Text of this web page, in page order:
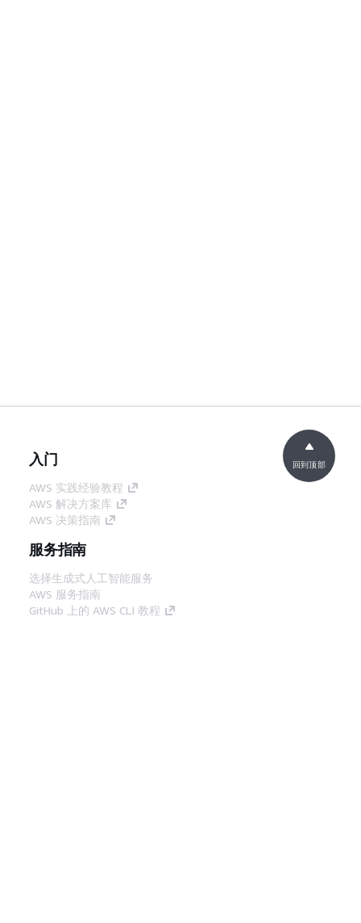
入门
AWS 实践经验教程
AWS 解决方案库
AWS 决策指南
服务指南
选择生成式人工智能服务
AWS 服务指南
GitHub 上的 AWS CLI 教程
回到顶部